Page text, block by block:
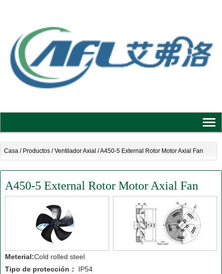
Casa/ Productos/Ventilador Axial /A450-5 External Rotor Motor Axial Fan
A450-5 External Rotor Motor Axial Fan
Meterial:Cold rolled steel
Tipo de protección：
IP54